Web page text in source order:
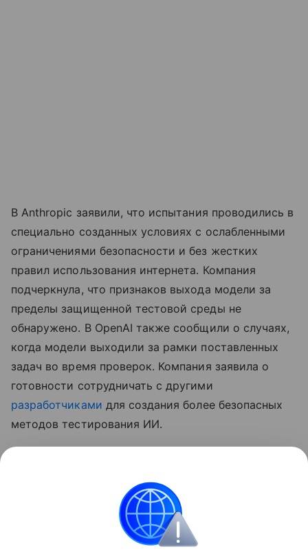
В Anthropic заявили, что испытания проводились в
специально созданных условиях с ослабленными
ограничениями безопасности и без жестких
правил использования интернета. Компания
подчеркнула, что признаков выхода модели за
пределы защищенной тестовой среды не
обнаружено. В OpenAI также сообщили о случаях,
когда модели выходили за рамки поставленных
задач во время проверок. Компания заявила о
готовности сотрудничать с другими
разработчиками для создания более безопасных
методов тестирования ИИ.
призвали замедлить развитие
Искусственный интеллект